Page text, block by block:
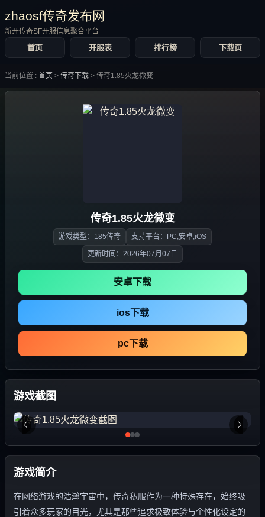
zhaosf传奇发布网
新开传奇SF开服信息聚合平台
首页 开服表 排行榜 下载页
当前位置 : 首页 > 传奇下载 > 传奇1.85火龙微变
传奇1.85火龙微变
游戏类型：185传奇 支持平台：PC,安卓,iOS
更新时间：2026年07月07日
安卓下载
ios下载
pc下载
游戏截图
游戏简介
在网络游戏的浩瀚宇宙中，传奇私服作为一种特殊存在，始终吸
引着众多玩家的目光，尤其是那些追求极致体验与个性化设定的